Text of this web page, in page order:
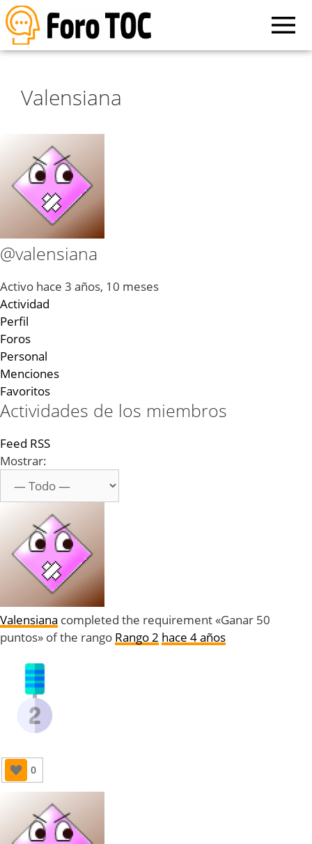
Valensiana
@valensiana
Activo hace 3 años, 10 meses
Actividad
Perfil
Foros
Personal
Menciones
Favoritos
Actividades de los miembros
Feed RSS
Mostrar:
Valensiana completed the requirement «Ganar 50
puntos» of the rango Rango 2 hace 4 años
0